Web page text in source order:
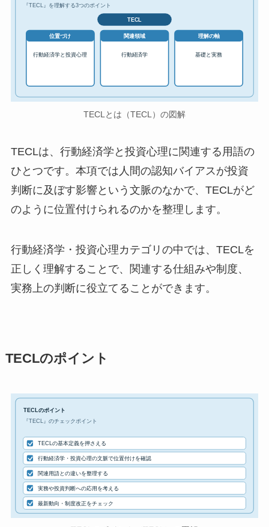
『TECL』を理解する3つのポイント
TECL
位置づけ
行動経済学と投資心理
関連領域
行動経済学
理解の軸
基礎と実務
TECLとは（TECL）の図解
TECLは、行動経済学と投資心理に関連する用語の
ひとつです。本項では人間の認知バイアスが投資
判断に及ぼす影響という文脈のなかで、TECLがど
のように位置付けられるのかを整理します。
行動経済学・投資心理カテゴリの中では、TECLを
正しく理解することで、関連する仕組みや制度、
実務上の判断に役立てることができます。
TECLのポイント
TECLのポイント
『TECL』のチェックポイント
TECLの基本定義を押さえる
行動経済学・投資心理の文脈で位置付けを確認
関連用語との違いを整理する
実務や投資判断への応用を考える
最新動向・制度改正をチェック